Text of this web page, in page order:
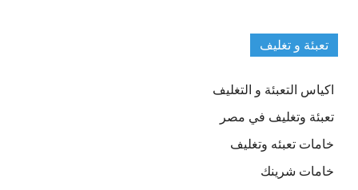
تعبئة و تغليف
اكياس التعبئة و التغليف
تعبئة وتغليف في مصر
خامات تعبئه وتغليف
خامات شرينك